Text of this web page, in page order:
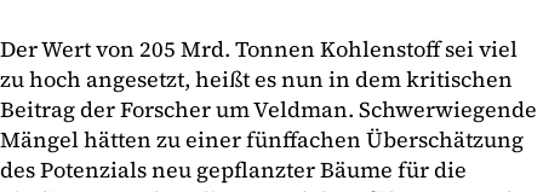
Der Wert von 205 Mrd. Tonnen Kohlenstoff sei viel
zu hoch angesetzt, heißt es nun in dem kritischen
Beitrag der Forscher um Veldman. Schwerwiegende
Mängel hätten zu einer fünffachen Überschätzung
des Potenzials neu gepflanzter Bäume für die